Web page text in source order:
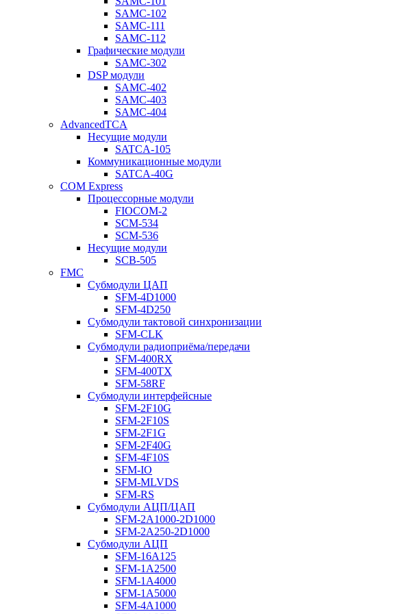
SAMC-102
SAMC-111
SAMC-112
Графические модули
SAMC-302
DSP модули
SAMC-402
SAMC-403
SAMC-404
AdvancedTCA
Несущие модули
SATCA-105
Коммуникационные модули
SATCA-40G
COM Express
Процессорные модули
FIOCOM-2
SCM-534
SCM-536
Несущие модули
SCB-505
FMC
Субмодули ЦАП
SFM-4D1000
SFM-4D250
Субмодули тактовой синхронизации
SFM-CLK
Субмодули радиоприёма/передачи
SFM-400RX
SFM-400TX
SFM-58RF
Субмодули интерфейсные
SFM-2F10G
SFM-2F10S
SFM-2F1G
SFM-2F40G
SFM-4F10S
SFM-IO
SFM-MLVDS
SFM-RS
Субмодули АЦП/ЦАП
SFM-2A1000-2D1000
SFM-2A250-2D1000
Субмодули АЦП
SFM-16A125
SFM-1A2500
SFM-1A4000
SFM-1A5000
SFM-4A1000